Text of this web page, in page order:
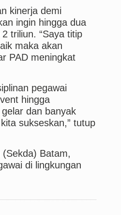
kinerja demi
ingin hingga dua
triliun. “Saya titip
maka akan
PAD meningkat
pegawai
hingga
dan banyak
sukseskan,” tutup
Batam,
di lingkungan